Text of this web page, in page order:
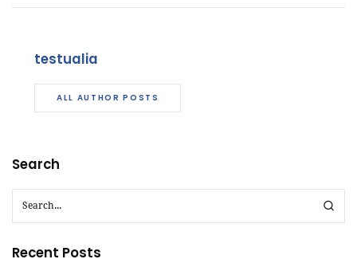
testualia
ALL AUTHOR POSTS
Search
Recent Posts